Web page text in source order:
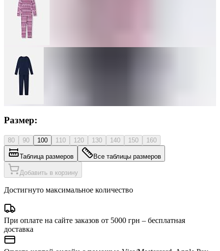
Размер:
80 90 100 110 120 130 140 150 160
Таблица размеров Все таблицы размеров
Добавить в корзину
Достигнуто максимальное количество
При оплате на сайте заказов от 5000 грн – бесплатная
доставка